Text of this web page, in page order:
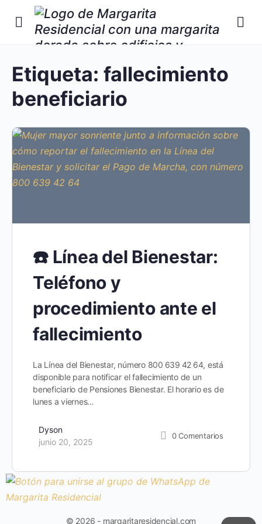
Etiqueta: fallecimiento
beneficiario
☎️ Línea del Bienestar:
Teléfono y
procedimiento ante el
fallecimiento
La Línea del Bienestar, número 800 639 42 64, está
disponible para notificar el fallecimiento de un
beneficiario de Pensiones Bienestar. El horario es de
lunes a viernes…
Dyson
junio 20, 2025
0Comentarios
© 2026 - margaritaresidencial.com